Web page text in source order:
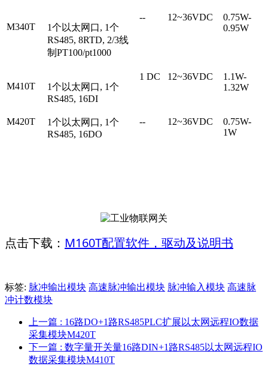
M340T
1个以太网口, 1个
RS485, 8RTD, 2/3线
制PT100/pt1000
-- 12~36VDC
0.75W-
0.95W
M410T
1个以太网口, 1个
RS485, 16DI
1 DC 12~36VDC
1.1W-
1.32W
M420T
1个以太网口, 1个
RS485, 16DO
-- 12~36VDC
0.75W-
1W
点击下载： M160T配置软件，驱动及说明书
标签: 脉冲输出模块 高速脉冲输出模块 脉冲输入模块 高速脉
冲计数模块
上一篇 : 16路DO+1路RS485PLC扩展以太网远程IO数据
采集模块M420T
下一篇 : 数字量开关量16路DIN+1路RS485以太网远程IO
数据采集模块M410T